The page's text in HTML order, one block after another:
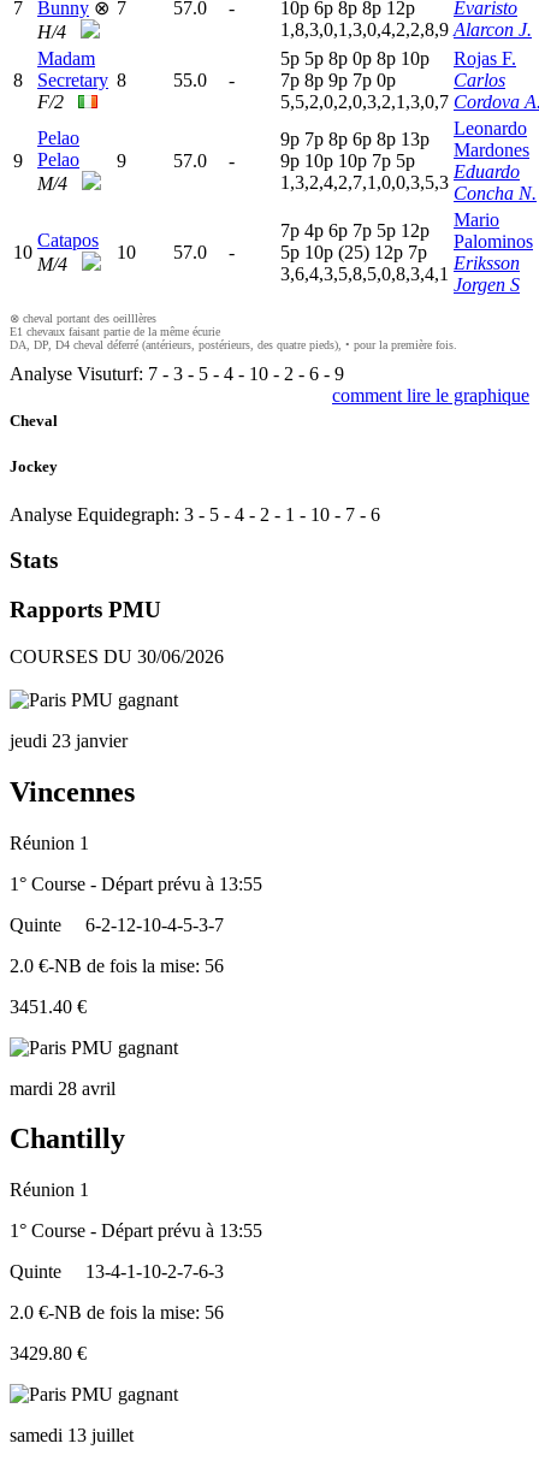
7 Bunny ⊗
H/4
7 57.0 - 10p 6p 8p 8p 12p
1,8,3,0,1,3,0,4,2,2,8,9
Evaristo
Alarcon J.
8
Madam
Secretary
F/2
8 55.0 -
5p 5p 8p 0p 8p 10p
7p 8p 9p 7p 0p
5,5,2,0,2,0,3,2,1,3,0,7
Rojas F.
Carlos
Cordova
9
Pelao
Pelao
M/4
9 57.0 -
9p 7p 8p 6p 8p 13p
9p 10p 10p 7p 5p
1,3,2,4,2,7,1,0,0,3,5,3
Leonardo
Mardones
Eduardo
Concha N.
10
Catapos
M/4
10 57.0 -
7p 4p 6p 7p 5p 12p
5p 10p (25) 12p 7p
3,6,4,3,5,8,5,0,8,3,4,1
Mario
Palominos
Eriksson
Jorgen S
⊗ cheval portant des oeilllères
E1 chevaux faisant partie de la même écurie
DA, DP, D4 cheval déferré (antérieurs, postérieurs, des quatre pieds), • pour la première fois.
Analyse Visuturf: 7 - 3 - 5 - 4 - 10 - 2 - 6 - 9
comment lire le graphique
Cheval
Jockey
Analyse Equidegraph: 3 - 5 - 4 - 2 - 1 - 10 - 7 - 6
Stats
Rapports PMU
COURSES DU 30/06/2026
jeudi 23 janvier
Vincennes
Réunion 1
1° Course - Départ prévu à 13:55
Quinte
6-2-12-10-4-5-3-7
2.0 €-NB de fois la mise: 56
3451.40 €
mardi 28 avril
Chantilly
Réunion 1
1° Course - Départ prévu à 13:55
Quinte
13-4-1-10-2-7-6-3
2.0 €-NB de fois la mise: 56
3429.80 €
samedi 13 juillet